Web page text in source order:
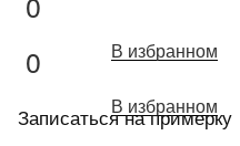
В избранном
0
В избранном
Записаться на примерку